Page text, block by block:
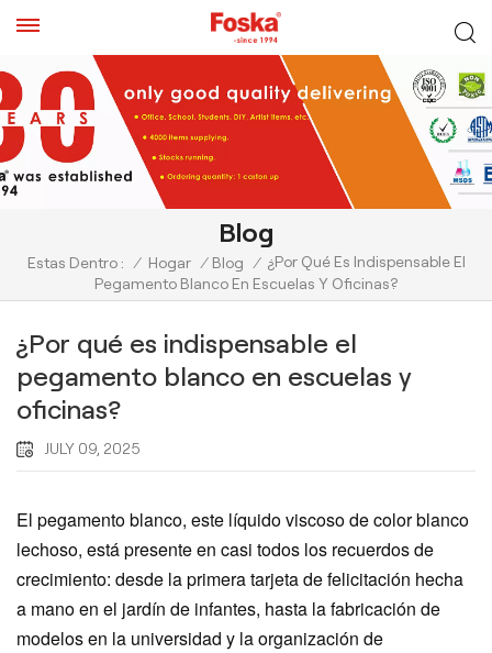
Blog
Estas Dentro : / Hogar / Blog / ¿Por Qué Es Indispensable El
Pegamento Blanco En Escuelas Y Oficinas?
¿Por qué es indispensable el
pegamento blanco en escuelas y
oficinas?
JULY 09, 2025
El pegamento blanco, este líquido viscoso de color blanco
lechoso, está presente en casi todos los recuerdos de
crecimiento: desde la primera tarjeta de felicitación hecha
a mano en el jardín de infantes, hasta la fabricación de
modelos en la universidad y la organización de